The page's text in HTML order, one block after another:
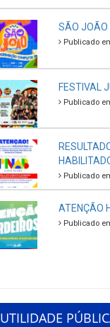
SÃO JOÃO
Publicado
FESTIVAL
Publicado
Publicado
ATENÇÃO
Publicado
UTILIDADE